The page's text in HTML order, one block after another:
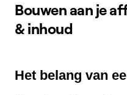
Bouwen aan je
& inhoud
Het belang van